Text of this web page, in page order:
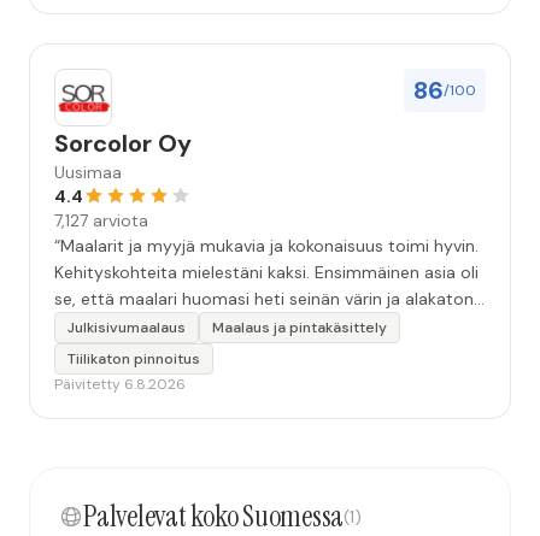
86/100
Sorcolor Oy
Uusimaa
4.4
7,127 arviota
“Maalarit ja myyjä mukavia ja kokonaisuus toimi hyvin.
Kehityskohteita mielestäni kaksi. Ensimmäinen asia oli
se, että maalari huomasi heti seinän värin ja alakaton
värin erot mitä en huomannut. Hyvä toki että siinä
kohtaa huomattu mutta toki optimaalisessa
tilanteessa myyjä olisi jo kiinnittänyt tähän huomiota.
mahdollisuus että palveluita käytän”
Julkisivumaalaus
Maalaus ja pintakäsittely
Tiilikaton pinnoitus
Päivitetty 6.8.2026
Palvelevat koko Suomessa(1)